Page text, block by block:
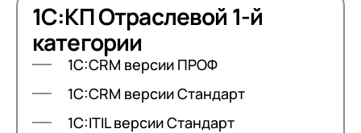
1С:КП Отраслевой 1-й
категории
1С:CRM версии ПРОФ
1С:CRM версии Стандарт
1С:ITIL версии Стандарт